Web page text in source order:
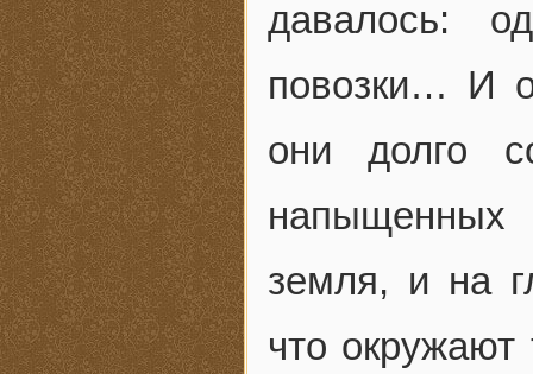
давалось:
повозки… И
они долго
напыщенных
земля, и на
что окружают